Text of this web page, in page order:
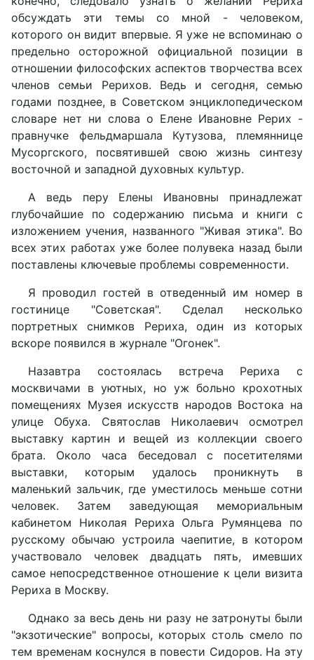
обсуждать эти темы со мной - человеком,
которого он видит впервые. Я уже не вспоминаю о
предельно осторожной официальной позиции в
отношении философских аспектов творчества всех
членов семьи Рерихов. Ведь и сегодня, семью
годами позднее, в Советском энциклопедическом
словаре нет ни слова о Елене Ивановне Рерих -
правнучке фельдмаршала Кутузова, племяннице
Мусоргского, посвятившей свою жизнь синтезу
восточной и западной духовных культур.
А ведь перу Елены Ивановны принадлежат
глубочайшие по содержанию письма и книги с
изложением учения, названного "Живая этика". Во
всех этих работах уже более полувека назад были
поставлены ключевые проблемы современности.
Я проводил гостей в отведенный им номер в
гостинице "Советская". Сделал несколько
портретных снимков Рериха, один из которых
вскоре появился в журнале "Огонек".
Назавтра состоялась встреча Рериха с
москвичами в уютных, но уж больно крохотных
помещениях Музея искусств народов Востока на
улице Обуха. Святослав Николаевич осмотрел
выставку картин и вещей из коллекции своего
брата. Около часа беседовал с посетителями
выставки, которым удалось проникнуть в
маленький зальчик, где уместилось меньше сотни
человек. Затем заведующая мемориальным
кабинетом Николая Рериха Ольга Румянцева по
русскому обычаю устроила чаепитие, в котором
участвовало человек двадцать пять, имевших
самое непосредственное отношение к цели визита
Рериха в Москву.
Однако за весь день ни разу не затронуты были
"экзотические" вопросы, которых столь смело по
тем временам коснулся в повести Сидоров. На эту